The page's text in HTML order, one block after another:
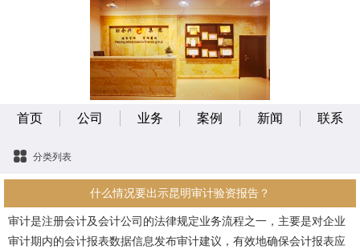
首页 公司 业务 案例 新闻 联系
分类列表
什么情况要出示昆明审计验资报告？
审计是注册会计及会计公司的法律规定业务流程之一，主要是对企业
审计期内的会计报表数据信息发布审计建议，有效地确保会计报表应